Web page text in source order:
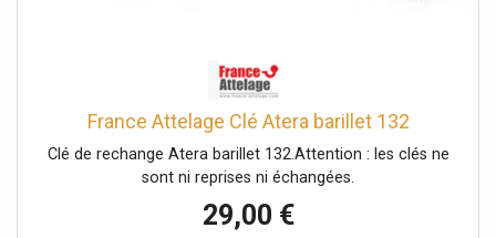
France Attelage Clé Atera barillet 132
Clé de rechange Atera barillet 132.Attention : les clés ne
sont ni reprises ni échangées.
29,00 €